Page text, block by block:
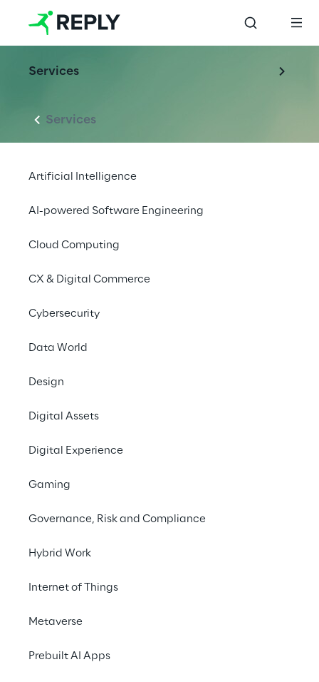
Services
Services
Artificial Intelligence
AI-powered Software Engineering
Cloud Computing
CX & Digital Commerce
Cybersecurity
Data World
Design
Digital Assets
Digital Experience
Gaming
Governance, Risk and Compliance
Hybrid Work
Internet of Things
Metaverse
Prebuilt AI Apps
DIGITAL
Convegno
2024